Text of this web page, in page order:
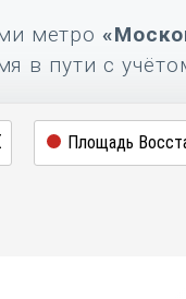
метро
в пути с